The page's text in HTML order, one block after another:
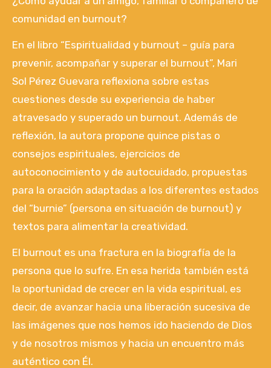
comunidad en burnout?
En el libro “Espiritualidad y burnout – guía para
prevenir, acompañar y superar el burnout”, Mari
Sol Pérez Guevara reflexiona sobre estas
cuestiones desde su experiencia de haber
atravesado y superado un burnout. Además de
reflexión, la autora propone quince pistas o
consejos espirituales, ejercicios de
autoconocimiento y de autocuidado, propuestas
para la oración adaptadas a los diferentes estados
del “burnie” (persona en situación de burnout) y
textos para alimentar la creatividad.
El burnout es una fractura en la biografía de la
persona que lo sufre. En esa herida también está
la oportunidad de crecer en la vida espiritual, es
decir, de avanzar hacia una liberación sucesiva de
las imágenes que nos hemos ido haciendo de Dios
y de nosotros mismos y hacia un encuentro más
auténtico con Él.